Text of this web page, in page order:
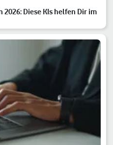
Diese KIs helfen Dir im